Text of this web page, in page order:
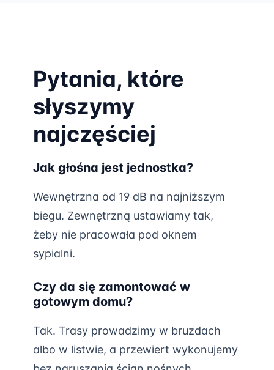
Pytania, które
słyszymy
najczęściej
Jak głośna jest jednostka?
Wewnętrzna od 19 dB na najniższym
biegu. Zewnętrzną ustawiamy tak,
żeby nie pracowała pod oknem
sypialni.
Czy da się zamontować w
gotowym domu?
Tak. Trasy prowadzimy w bruzdach
albo w listwie, a przewiert wykonujemy